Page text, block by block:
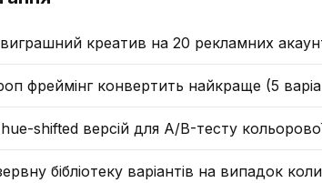
креатив на 20 рекламних
фреймінг конвертить найкраще (5
shifted версій для A/B-тесту
бібліотеку варіантів на випадок